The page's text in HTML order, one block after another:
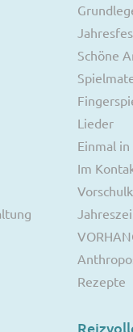
Schöne
Lieder
Einmal
Im
Rezepte